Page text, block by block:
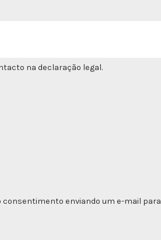
na declaração legal.
consentimento enviando um e-mail para